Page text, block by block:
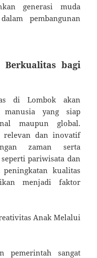
generasi muda
pembangunan
Berkualitas bagi
di Lombok akan
manusia yang siap
maupun global.
relevan dan inovatif
zaman serta
pariwisata dan
kualitas
menjadi faktor
Anak Melalui
pemerintah sangat